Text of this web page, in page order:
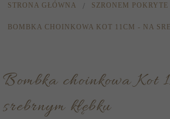
STRONA GŁÓWNA SZRONEM POKRYTE
BOMBKA CHOINKOWA KOT 11CM - NA
Bombka choinkowa Kot 11cm - Na
srebrnym kłębku